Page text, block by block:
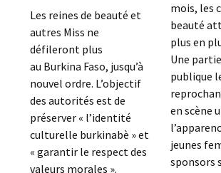
Les reines de beauté et
autres Miss ne
défileront plus
au Burkina Faso, jusqu’à
nouvel ordre. L’objectif
des autorités est de
préserver « l’identité
culturelle burkinabè » et
« garantir le respect des
valeurs morales ».
mois, les
beauté
plus en
Une
publique
en scène
jeunes
sponsors